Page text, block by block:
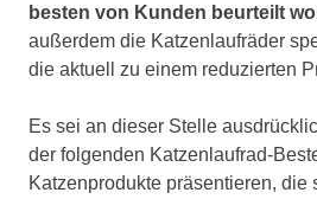
besten von Kunden beurteilt
außerdem die Katzenlaufräder
die aktuell zu einem reduzierten
Es sei an dieser Stelle
der folgenden Katzenlaufrad-
Katzenprodukte präsentieren, die